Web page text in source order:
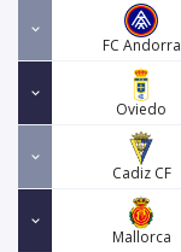
FC Andorra
Oviedo
Cadiz CF
Mallorca